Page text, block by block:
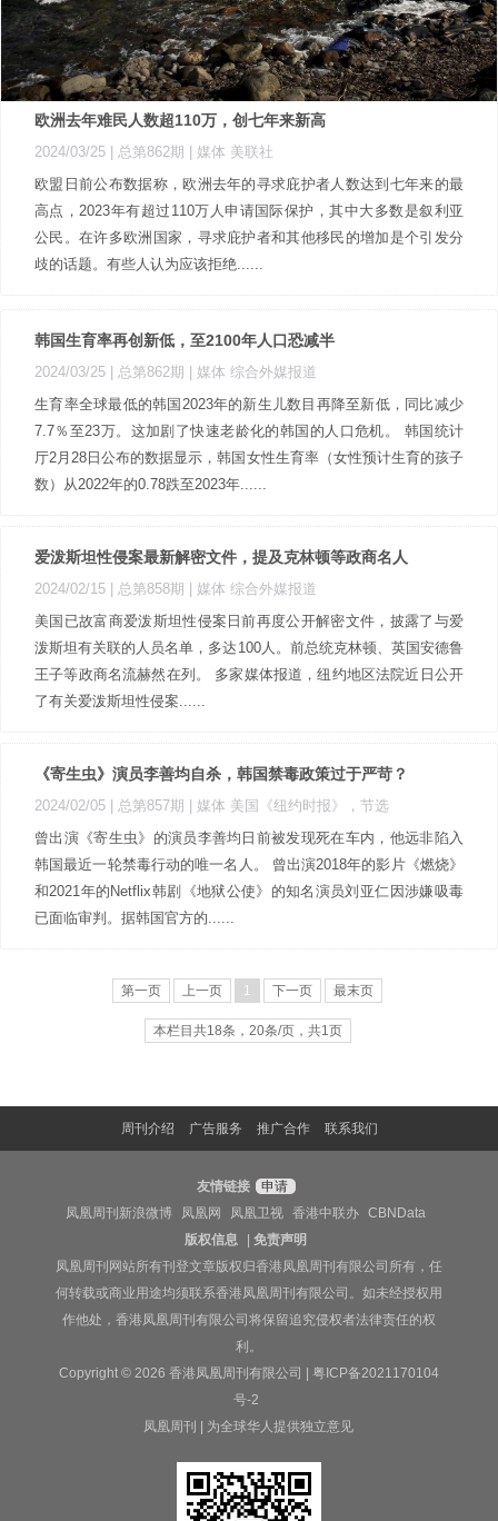
欧洲去年难民人数超110万，创七年来新高
2024/03/25 | 总第862期
| 媒体 美联社
欧盟日前公布数据称，欧洲去年的寻求庇护者人数达到七年来的最
高点，2023年有超过110万人申请国际保护，其中大多数是叙利亚
公民。在许多欧洲国家，寻求庇护者和其他移民的增加是个引发分
歧的话题。有些人认为应该拒绝......
韩国生育率再创新低，至2100年人口恐减半
2024/03/25 | 总第862期
| 媒体 综合外媒报道
生育率全球最低的韩国2023年的新生儿数目再降至新低，同比减少
7.7％至23万。这加剧了快速老龄化的韩国的人口危机。 韩国统计
厅2月28日公布的数据显示，韩国女性生育率（女性预计生育的孩子
数）从2022年的0.78跌至2023年......
爱泼斯坦性侵案最新解密文件，提及克林顿等政商名人
2024/02/15 | 总第858期
| 媒体 综合外媒报道
美国已故富商爱泼斯坦性侵案日前再度公开解密文件，披露了与爱
泼斯坦有关联的人员名单，多达100人。前总统克林顿、英国安德鲁
王子等政商名流赫然在列。 多家媒体报道，纽约地区法院近日公开
了有关爱泼斯坦性侵案......
《寄生虫》演员李善均自杀，韩国禁毒政策过于严苛？
2024/02/05 | 总第857期
| 媒体 美国《纽约时报》，节选
曾出演《寄生虫》的演员李善均日前被发现死在车内，他远非陷入
韩国最近一轮禁毒行动的唯一名人。 曾出演2018年的影片《燃烧》
和2021年的Netflix韩剧《地狱公使》的知名演员刘亚仁因涉嫌吸毒
已面临审判。据韩国官方的......
第一页 上一页 1 下一页 最末页
本栏目共18条，20条/页，共1页
周刊介绍 广告服务 推广合作 联系我们
友情链接
申请
凤凰周刊新浪微博
凤凰网 凤凰卫视 香港中联办
CBNData
版权信息
|免责声明
凤凰周刊网站所有刊登文章版权归香港凤凰周刊有限公司所有，任
何转载或商业用途均须联系香港凤凰周刊有限公司。如未经授权用
作他处，香港凤凰周刊有限公司将保留追究侵权者法律责任的权
利。
Copyright © 2026 香港凤凰周刊有限公司 | 粤ICP备2021170104
号-2
凤凰周刊 | 为全球华人提供独立意见